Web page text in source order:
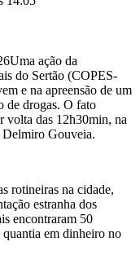
Uma ação da
do Sertão (COPES-
e na apreensão de um
de drogas. O fato
volta das 12h30min, na
Gouveia.
rotineiras na cidade,
estranha dos
encontraram 50
quantia em dinheiro no